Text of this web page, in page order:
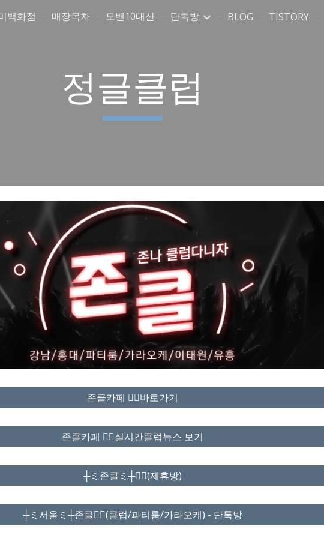
to main content Skip to navigation
백화점 매장목차 모밴10대산 단톡방 BLOG TISTORY
정글클럽
존클카페 ❤️‍🔥바로가기
존클카페 ❤️‍🔥실시간클럽뉴스 보기
┼ミ존클ミ┼❤️‍🔥(제휴방)
┼ミ서울ミ┼존클❤️‍🔥(클럽/파티룸/가라오케) - 단톡방